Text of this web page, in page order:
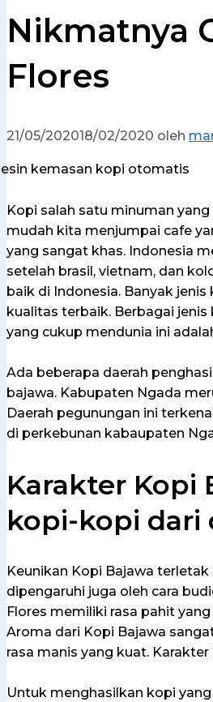
Nikmatnya
Flores
21/05/202018/02/2020 oleh
Kopi salah satu minuman
mudah kita menjumpai cafe
yang sangat khas. Indonesia
setelah brasil, vietnam, dan
baik di Indonesia. Banyak
kualitas terbaik. Berbagai
yang cukup mendunia ini
Ada beberapa daerah
bajawa. Kabupaten Ngada
Daerah pegunungan ini
di perkebunan kabaupaten
Karakter Kopi
kopi-kopi dari
Keunikan Kopi Bajawa
dipengaruhi juga oleh cara
Flores memiliki rasa pahit
Aroma dari Kopi Bajawa
rasa manis yang kuat.
Untuk menghasilkan kopi